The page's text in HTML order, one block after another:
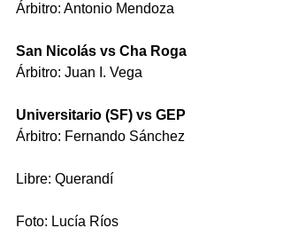
Árbitro: Antonio Mendoza
San Nicolás vs Cha Roga
Árbitro: Juan I. Vega
Universitario (SF) vs GEP
Árbitro: Fernando Sánchez
Libre: Querandí
Foto: Lucía Ríos